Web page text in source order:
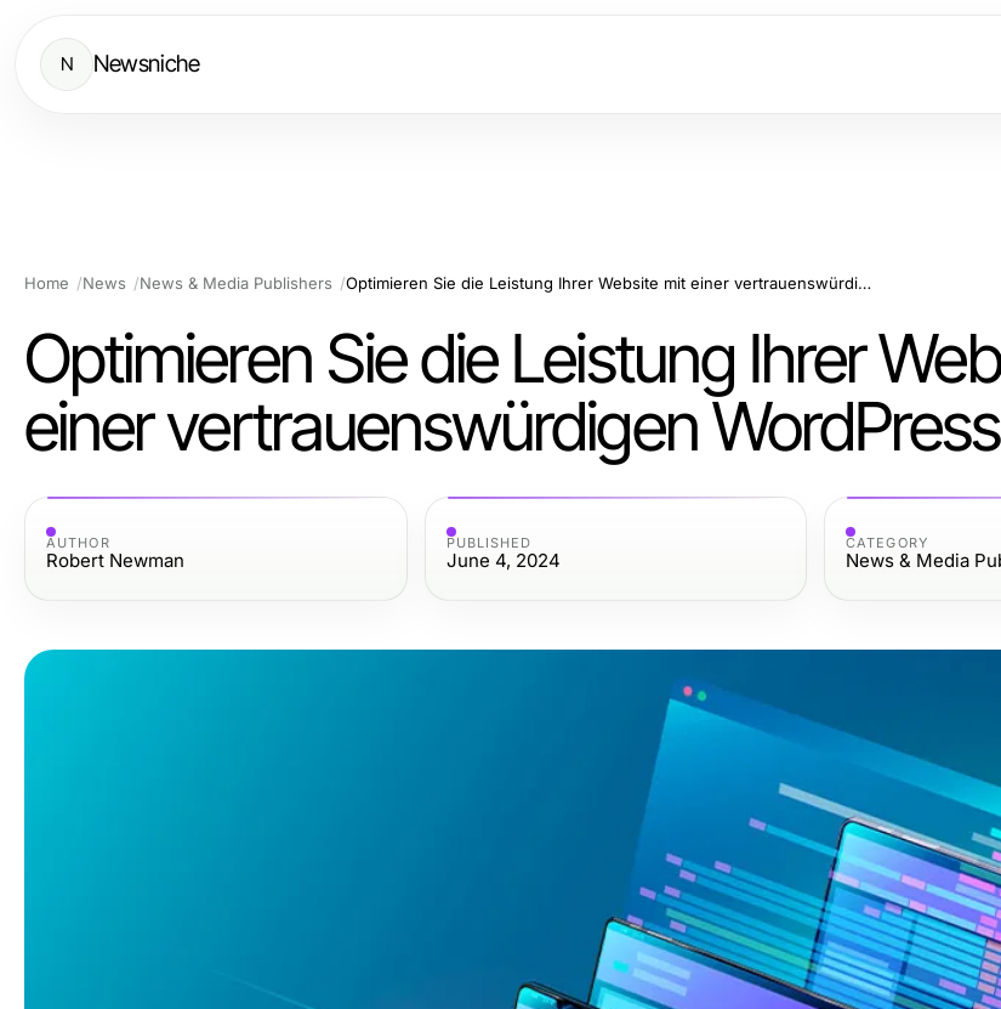
N Newsniche
Home News News & Media Publishers Optimieren Sie die Leistung Ihrer Website mit einer vertrauenswürdigen WordPress-Agentur
Optimieren Sie die Leistung Ihrer
einer vertrauenswürdigen
AUTHOR
Robert Newman
PUBLISHED
June 4, 2024
CATEGORY
News & Media